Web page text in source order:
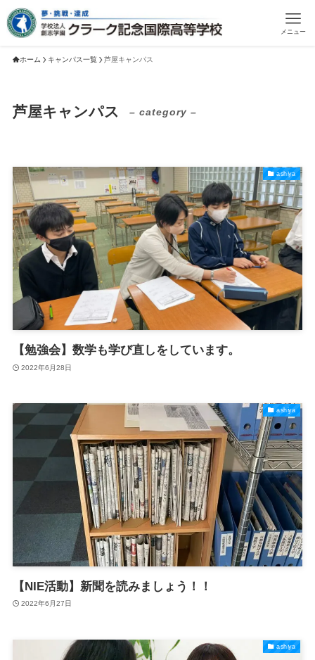
メニュー
ホーム キャンパス一覧 芦屋キャンパス
芦屋キャンパス – category –
ashiya
【勉強会】数学も学び直しをしています。
2022年6月28日
ashiya
【NIE活動】新聞を読みましょう！！
2022年6月27日
ashiya